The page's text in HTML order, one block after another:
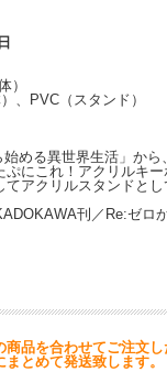
）
、PVC（スタンド）
める異世界生活」から
にこれ！アクリルキー
アクリルスタンドとし
刊／Re:ゼロ
商品を合わせてご注文
とめて発送致します。